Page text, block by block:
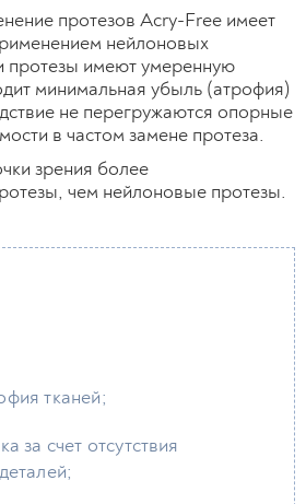
протезов Acry-Free имеет
нейлоновых
протезы имеют умеренную
минимальная убыль (атрофия)
не перегружаются опорные
в частом замене протеза.
зрения более
чем нейлоновые протезы.
тканей;
за счет отсутствия